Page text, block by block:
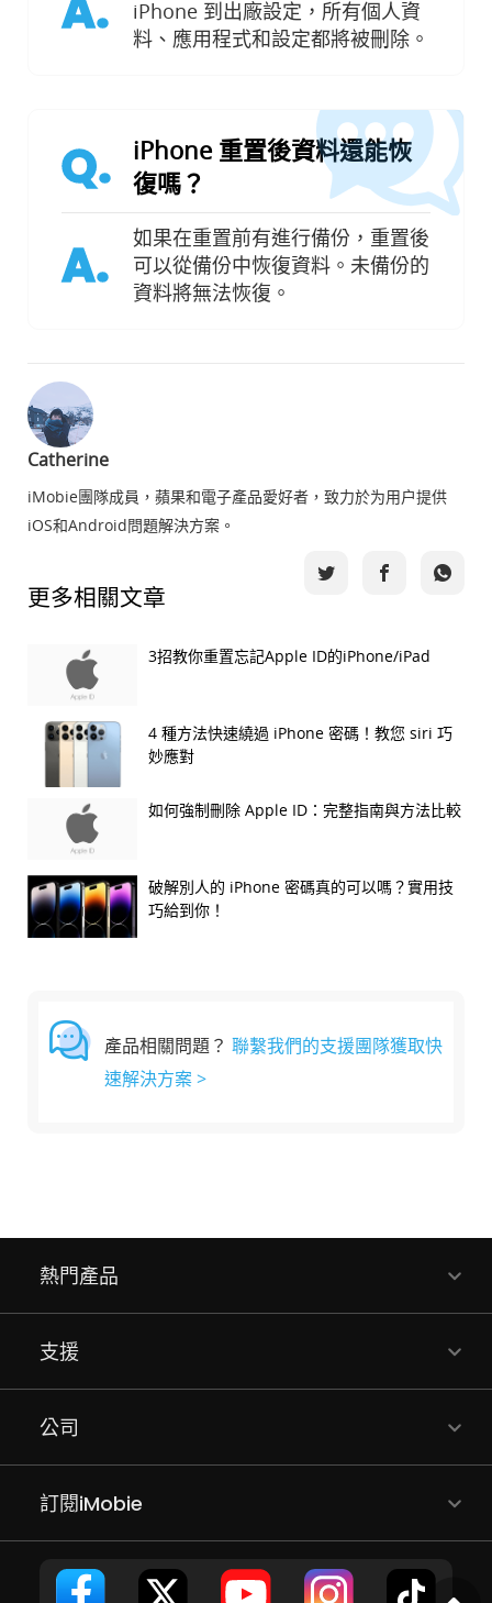
iPhone 到出廠設定，所有個人資
料、應用程式和設定都將被刪除。
Q.
iPhone 重置後資料還能恢
復嗎？
A.
如果在重置前有進行備份，重置後
可以從備份中恢復資料。未備份的
資料將無法恢復。
Catherine
iMobie團隊成員，蘋果和電子產品愛好者，致力於为用户提供
iOS和Android問題解決方案。
更多相關文章
3招教你重置忘記Apple ID的iPhone/iPad
4 種方法快速繞過 iPhone 密碼！教您 siri 巧
妙應對
如何強制刪除 Apple ID：完整指南與方法比較
破解別人的 iPhone 密碼真的可以嗎？實用技
巧給到你！
產品相關問題？ 聯繫我們的支援團隊獲取快
速解決方案 >
熱門產品
支援
公司
訂閱iMobie